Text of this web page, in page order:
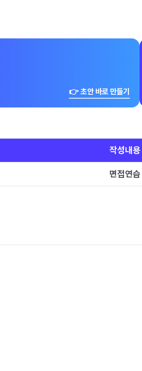
👉 초안 바로 만들기
작성내
면접연